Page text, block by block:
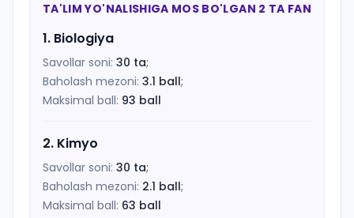
TA'LIM YO'NALISHIGA MOS BO'LGAN 2 TA FAN
1. Biologiya
Savollar soni: 30 ta;
Baholash mezoni: 3.1 ball;
Maksimal ball: 93 ball
2. Kimyo
Savollar soni: 30 ta;
Baholash mezoni: 2.1 ball;
Maksimal ball: 63 ball